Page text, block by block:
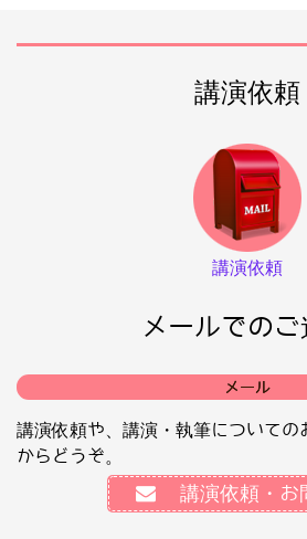
講演依頼
講演依頼
メールでのご
メール
講演依頼や、講演・執筆についての
からどうぞ。
講演依頼・お